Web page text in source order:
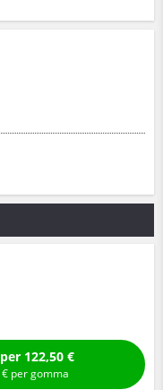
Compra con montaggio per 122,50 €
€ per gomma